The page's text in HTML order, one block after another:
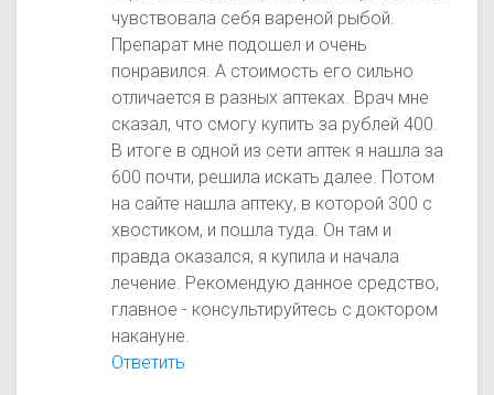
чувствовала себя вареной рыбой.
Препарат мне подошел и очень
понравился. А стоимость его сильно
отличается в разных аптеках. Врач мне
сказал, что смогу купить за рублей 400.
В итоге в одной из сети аптек я нашла за
600 почти, решила искать далее. Потом
на сайте нашла аптеку, в которой 300 с
хвостиком, и пошла туда. Он там и
правда оказался, я купила и начала
лечение. Рекомендую данное средство,
главное - консультируйтесь с доктором
накануне.
Ответить